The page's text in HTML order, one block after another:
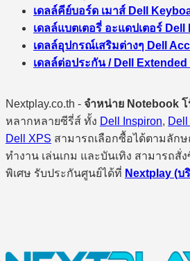
เดลล์คีย์บอร์ด เมาส์ Dell
เดลล์แบตเตอรี่ อะแดปเตอร์
เดลล์อุปกรณ์เสริมต่างๆ Dell
เดลล์ต่อประกัน / Dell
Nextplay.co.th - จำหน่าย Notebook
หลากหลายซีรี่ส์ ทั้ง Dell Inspiron, Dell
Dell XPS สามารถเลือกซื้อได้ตามลัก
ทำงาน เล่นเกม และบันเทิง สามารถสั่
พิเศษ รับประกันศูนย์ได้ที่ Nextplay (บ